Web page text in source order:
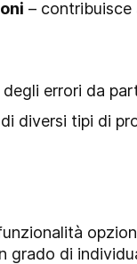
– contribuisce
errori da
diversi tipi di
di